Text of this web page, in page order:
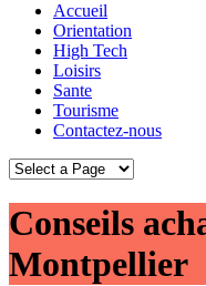
Accueil
Orientation
High Tech
Loisirs
Sante
Tourisme
Contactez-nous
Conseils
Montpellier